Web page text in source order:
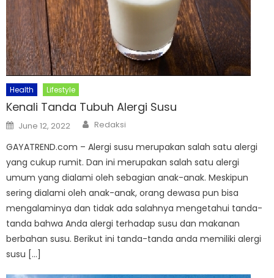
Health Lifestyle
Kenali Tanda Tubuh Alergi Susu
Posted
on
June 12, 2022 Author
Redaksi
GAYATREND.com – Alergi susu merupakan salah satu alergi
yang cukup rumit. Dan ini merupakan salah satu alergi
umum yang dialami oleh sebagian anak-anak. Meskipun
sering dialami oleh anak-anak, orang dewasa pun bisa
mengalaminya dan tidak ada salahnya mengetahui tanda-
tanda bahwa Anda alergi terhadap susu dan makanan
berbahan susu. Berikut ini tanda-tanda anda memiliki alergi
susu […]